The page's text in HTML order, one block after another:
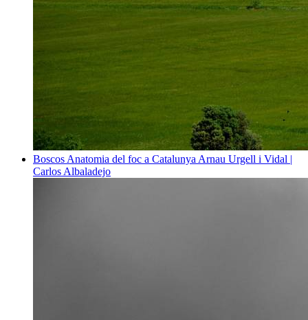
Boscos Anatomia del foc a Catalunya Arnau Urgell i Vidal |
Carlos Albaladejo